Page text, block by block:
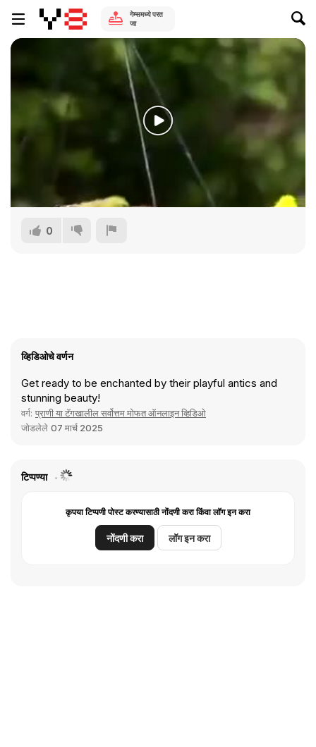
गेम्समध्ये परत
जा
0
व्हिडिओचे वर्णन
Get ready to be enchanted by their playful antics and
stunning beauty!
वर्ग: प्राणी या टॅगखालील सर्वोत्तम मोफत ऑनलाइन व्हिडिओ
जोडलेले 07 मार्च 2025
टिप्पण्या
कृपया टिप्पणी पोस्ट करण्यासाठी नोंदणी करा किंवा लॉग इन करा
नोंदणी करा लॉग इन करा